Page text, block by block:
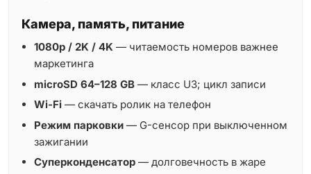
Камера, память, питание
1080p / 2K / 4K — читаемость номеров важнее
маркетинга
microSD 64–128 GB — класс U3; цикл записи
Wi-Fi — скачать ролик на телефон
Режим парковки — G-сенсор при выключенном
зажигании
Суперконденсатор — долговечность в жаре